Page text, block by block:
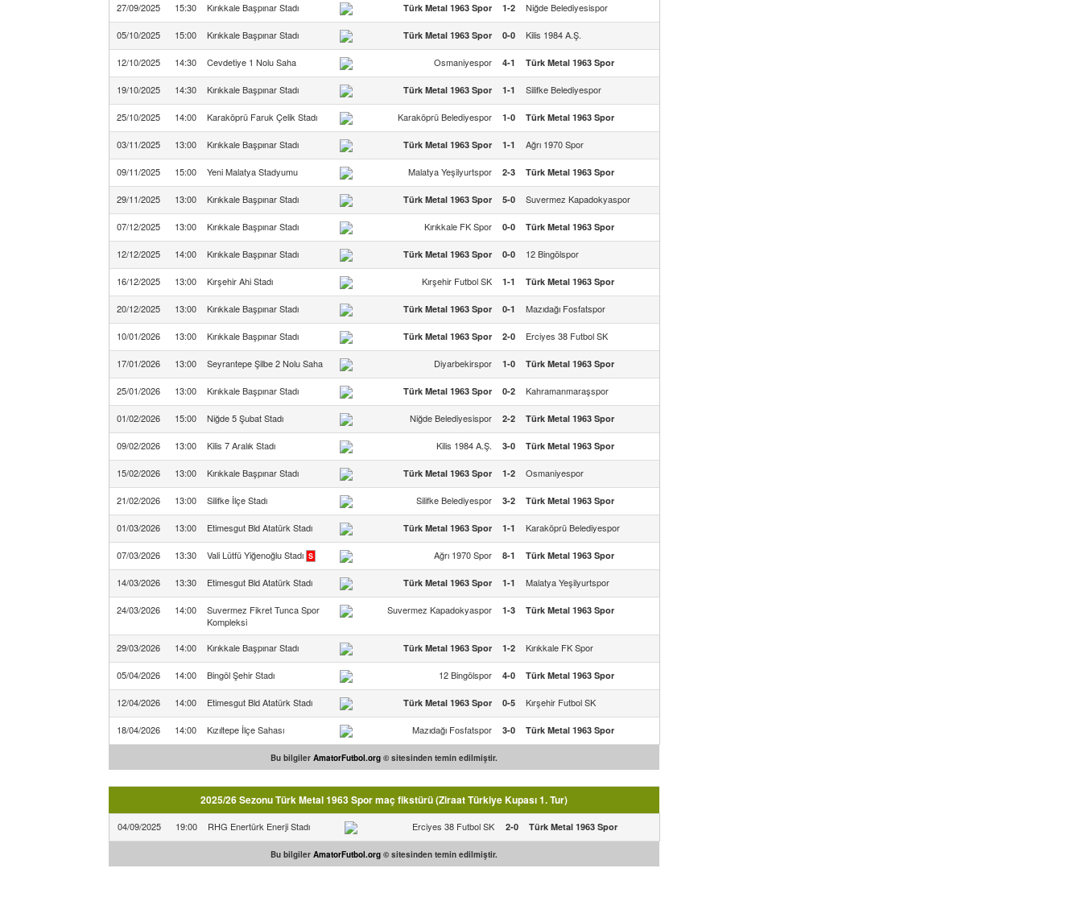
27/09/2025 15:30 Kırıkkale Başpınar Stadı Türk Metal 1963 Spor 1-2 Niğde Belediyesispor
05/10/2025 15:00 Kırıkkale Başpınar Stadı Türk Metal 1963 Spor 0-0 Kilis 1984 A.Ş.
12/10/2025 14:30 Cevdetiye 1 Nolu Saha Osmaniyespor 4-1 Türk Metal 1963 Spor
19/10/2025 14:30 Kırıkkale Başpınar Stadı Türk Metal 1963 Spor 1-1 Silifke Belediyespor
25/10/2025 14:00 Karaköprü Faruk Çelik Stadı Karaköprü Belediyespor 1-0 Türk Metal 1963 Spor
03/11/2025 13:00 Kırıkkale Başpınar Stadı Türk Metal 1963 Spor 1-1 Ağrı 1970 Spor
09/11/2025 15:00 Yeni Malatya Stadyumu Malatya Yeşilyurtspor 2-3 Türk Metal 1963 Spor
29/11/2025 13:00 Kırıkkale Başpınar Stadı Türk Metal 1963 Spor 5-0 Suvermez Kapadokyaspor
07/12/2025 13:00 Kırıkkale Başpınar Stadı Kırıkkale FK Spor 0-0 Türk Metal 1963 Spor
12/12/2025 14:00 Kırıkkale Başpınar Stadı Türk Metal 1963 Spor 0-0 12 Bingölspor
16/12/2025 13:00 Kırşehir Ahi Stadı Kırşehir Futbol SK 1-1 Türk Metal 1963 Spor
20/12/2025 13:00 Kırıkkale Başpınar Stadı Türk Metal 1963 Spor 0-1 Mazıdağı Fosfatspor
10/01/2026 13:00 Kırıkkale Başpınar Stadı Türk Metal 1963 Spor 2-0 Erciyes 38 Futbol SK
17/01/2026 13:00 Seyrantepe Şilbe 2 Nolu Saha Diyarbekirspor 1-0 Türk Metal 1963 Spor
25/01/2026 13:00 Kırıkkale Başpınar Stadı Türk Metal 1963 Spor 0-2 Kahramanmaraşspor
01/02/2026 15:00 Niğde 5 Şubat Stadı Niğde Belediyesispor 2-2 Türk Metal 1963 Spor
09/02/2026 13:00 Kilis 7 Aralık Stadı Kilis 1984 A.Ş. 3-0 Türk Metal 1963 Spor
15/02/2026 13:00 Kırıkkale Başpınar Stadı Türk Metal 1963 Spor 1-2 Osmaniyespor
21/02/2026 13:00 Silifke İlçe Stadı Silifke Belediyespor 3-2 Türk Metal 1963 Spor
01/03/2026 13:00 Etimesgut Bld Atatürk Stadı Türk Metal 1963 Spor 1-1 Karaköprü Belediyespor
07/03/2026 13:30 Vali Lütfü Yiğenoğlu Stadı S Ağrı 1970 Spor 8-1 Türk Metal 1963 Spor
14/03/2026 13:30 Etimesgut Bld Atatürk Stadı Türk Metal 1963 Spor 1-1 Malatya Yeşilyurtspor
24/03/2026 14:00
Suvermez Fikret Tunca Spor
Kompleksi
Suvermez Kapadokyaspor 1-3 Türk Metal 1963 Spor
29/03/2026 14:00 Kırıkkale Başpınar Stadı Türk Metal 1963 Spor 1-2 Kırıkkale FK Spor
05/04/2026 14:00 Bingöl Şehir Stadı 12 Bingölspor 4-0 Türk Metal 1963 Spor
12/04/2026 14:00 Etimesgut Bld Atatürk Stadı Türk Metal 1963 Spor 0-5 Kırşehir Futbol SK
18/04/2026 14:00 Kızıltepe İlçe Sahası Mazıdağı Fosfatspor 3-0 Türk Metal 1963 Spor
Bu bilgiler AmatorFutbol.org © sitesinden temin edilmiştir.
2025/26 Sezonu Türk Metal 1963 Spor maç fikstürü (Ziraat Türkiye Kupası 1. Tur)
04/09/2025 19:00 RHG Enertürk Enerji Stadı Erciyes 38 Futbol SK 2-0 Türk Metal 1963 Spor
Bu bilgiler AmatorFutbol.org © sitesinden temin edilmiştir.